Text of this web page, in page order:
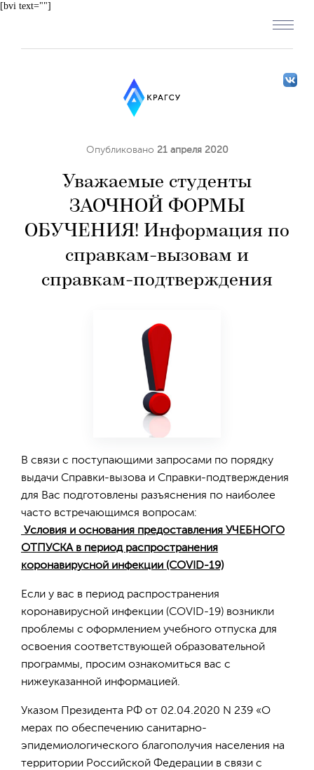
[bvi text=""]
Опубликовано 21 апреля 2020
Уважаемые студенты
ЗАОЧНОЙ ФОРМЫ
ОБУЧЕНИЯ! Информация по
справкам-вызовам и
справкам-подтверждения
В связи с поступающими запросами по порядку
выдачи Справки-вызова и Справки-подтверждения
для Вас подготовлены разъяснения по наиболее
часто встречающимся вопросам:
Условия и основания предоставления УЧЕБНОГО
ОТПУСКА в период распространения
коронавирусной инфекции (COVID-19)
Если у вас в период распространения
коронавирусной инфекции (COVID-19) возникли
проблемы с оформлением учебного отпуска для
освоения соответствующей образовательной
программы, просим ознакомиться вас с
нижеуказанной информацией.
Указом Президента РФ от 02.04.2020 N 239 «О
мерах по обеспечению санитарно-
эпидемиологического благополучия населения на
территории Российской Федерации в связи с